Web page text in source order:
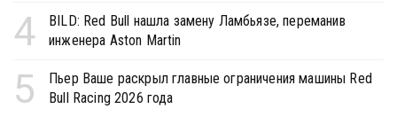
4
BILD: Red Bull нашла замену Ламбьязе, переманив
инженера Aston Martin
5
Пьер Ваше раскрыл главные ограничения машины Red
Bull Racing 2026 года